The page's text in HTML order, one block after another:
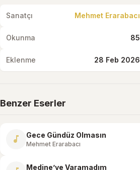
Sanatçı Mehmet Erarabacı
Okunma 85
Eklenme 28 Feb 2026
Benzer Eserler
music_note Gece Gündüz Olmasın
Mehmet Erarabacı
Medine’ye Varamadım